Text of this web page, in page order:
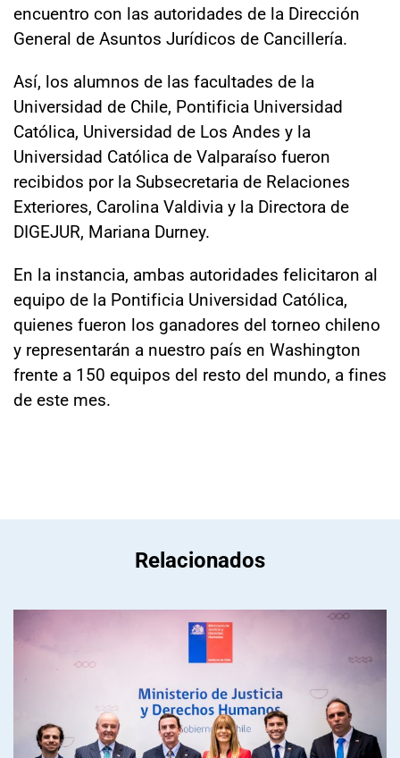
encuentro con las autoridades de la Dirección
General de Asuntos Jurídicos de Cancillería.
Así, los alumnos de las facultades de la
Universidad de Chile, Pontificia Universidad
Católica, Universidad de Los Andes y la
Universidad Católica de Valparaíso fueron
recibidos por la Subsecretaria de Relaciones
Exteriores, Carolina Valdivia y la Directora de
DIGEJUR, Mariana Durney.
En la instancia, ambas autoridades felicitaron al
equipo de la Pontificia Universidad Católica,
quienes fueron los ganadores del torneo chileno
y representarán a nuestro país en Washington
frente a 150 equipos del resto del mundo, a fines
de este mes.
Relacionados